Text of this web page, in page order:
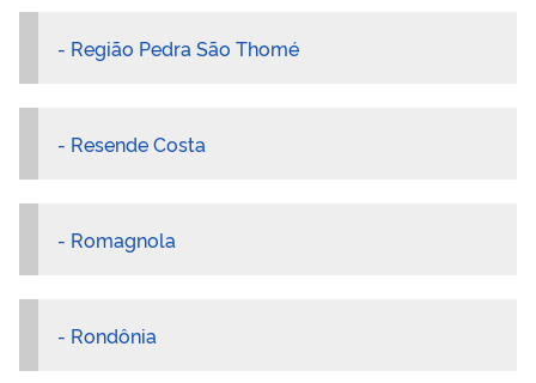
- Região Pedra São Thomé
- Resende Costa
- Romagnola
- Rondônia